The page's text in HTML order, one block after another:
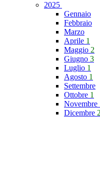
2025
Gennaio
Febbraio
Marzo
Aprile 1
Maggio 2
Giugno 3
Luglio 1
Agosto 1
Settembre
Ottobre 1
Novembre
Dicembre 2